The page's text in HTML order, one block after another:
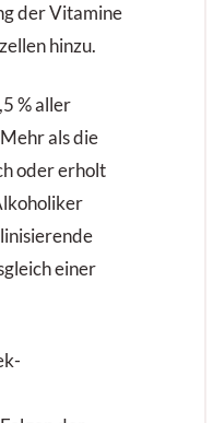
der Vitamine
hinzu.
% aller
als die
oder erholt
einer